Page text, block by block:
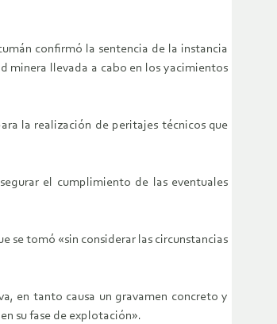
confirmó la sentencia de la instancia
minera llevada a cabo en los yacimientos
la realización de peritajes técnicos que
el cumplimiento de las eventuales
se tomó «sin considerar las circunstancias
en tanto causa un gravamen concreto y
su fase de explotación».